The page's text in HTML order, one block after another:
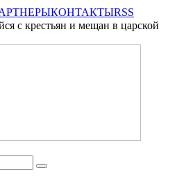
КОНТАКТЫRSS
с крестьян и мещан в царской